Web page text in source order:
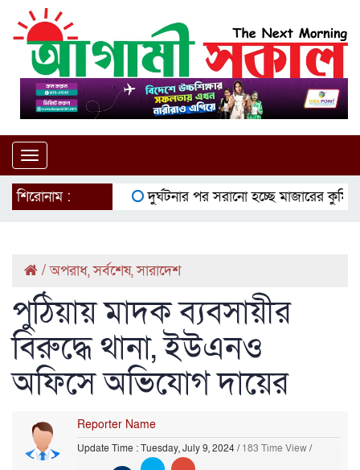
Toggle
navigation
শিরোনাম :
দুর্ঘটনার পর সরানো হচ্ছে মাজারের কুমির
/অপরাধ,সর্বশেষ,সারাদেশ
পুঠিয়ায় মাদক ব্যবসায়ীর
বিরুদ্ধে থানা, ইউএনও
অফিসে অভিযোগ দায়ের
Reporter Name
Update Time : Tuesday, July 9, 2024/183 Time View/